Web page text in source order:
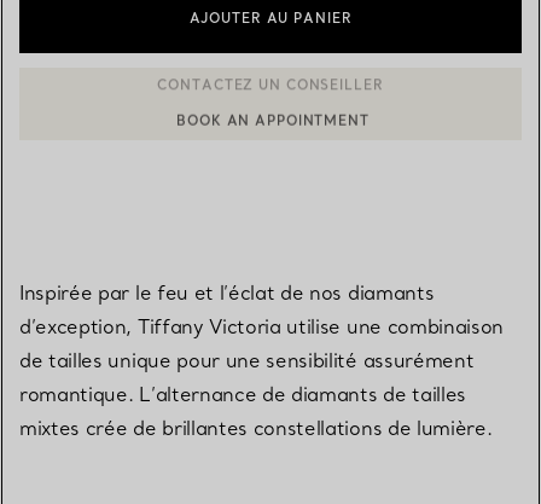
AJOUTER AU PANIER
CONTACTER UN CONSEILLER CLIENT OU PRENDRE RENDEZ-
Inspirée par le feu et l’éclat de nos diamants
d’exception, Tiffany Victoria utilise une combinaison
de tailles unique pour une sensibilité assurément
romantique. L’alternance de diamants de tailles
mixtes crée de brillantes constellations de lumière.